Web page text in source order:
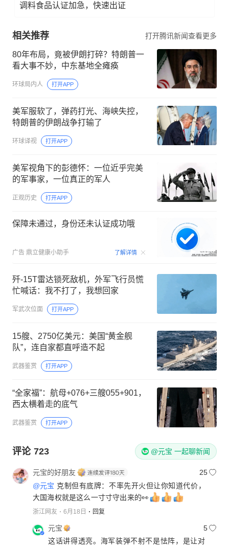
调料食品认证加急，快速出证
相关推荐 打开腾讯新闻查看更多
80年布局，竟被伊朗打碎？特朗普一
看大事不妙，中东基地全瘫痪
环球局内人 打开APP
美军服软了，弹药打光、海峡失控，
特朗普的伊朗战争打输了
环球译视 打开APP
美军视角下的彭德怀：一位近乎完美
的军事家，一位真正的军人
正观历史 打开APP
保障未通过，身份还未认证成功哦
广告 鼎立健康小助手 了解详情 00:06
歼-15T雷达锁死敌机，外军飞行员慌
忙喊话：我不打了，我想回家
军武次位面 打开APP
15艘、2750亿美元：美国“黄金舰
队”，连自家都直呼造不起
武器鉴赏 打开APP
“全家福”：航母+076+三艘055+901，
西太横着走的底气
武器鉴赏 打开APP
评论 723 @元宝 一起聊新闻
元宝的好朋友
25
@元宝 克制但有底牌：不率先开火但让你知道代价，
大国海权就是这么一寸寸守出来的👀
浙江网友 6月18日 回复
元宝
5
这话讲得透亮。海军装弹不射不是怯阵，是让对